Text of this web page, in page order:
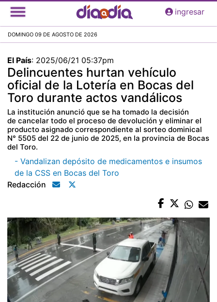
Pasar
al
principal
ingresar
DOMINGO 09 DE AGOSTO DE 2026
El País: 2025/06/21 05:37pm
Delincuentes hurtan vehículo
oficial de la Lotería en Bocas del
Toro durante actos vandálicos
La institución anunció que se ha tomado la decisión
de cancelar todo el proceso de devolución y eliminar el
producto asignado correspondiente al sorteo dominical
N° 5505 del 22 de junio de 2025, en la provincia de Bocas
del Toro.
- Vandalizan depósito de medicamentos e insumos
de la CSS en Bocas del Toro
Redacción